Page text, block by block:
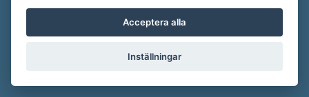
Villkor
Skapa konto
Acceptera alla
Inställningar